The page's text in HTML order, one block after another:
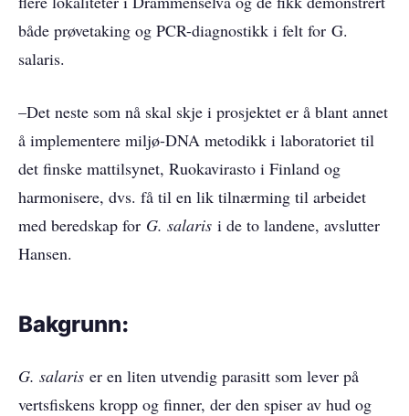
både prøvetaking og PCR-diagnostikk i felt for G.
salaris.
–Det neste som nå skal skje i prosjektet er å blant annet
å implementere miljø-DNA metodikk i laboratoriet til
det finske mattilsynet, Ruokavirasto i Finland og
harmonisere, dvs. få til en lik tilnærming til arbeidet
med beredskap for G. salaris i de to landene, avslutter
Hansen.
Bakgrunn:
G. salaris er en liten utvendig parasitt som lever på
verts­fiskens kropp og finner, der den spiser av hud og